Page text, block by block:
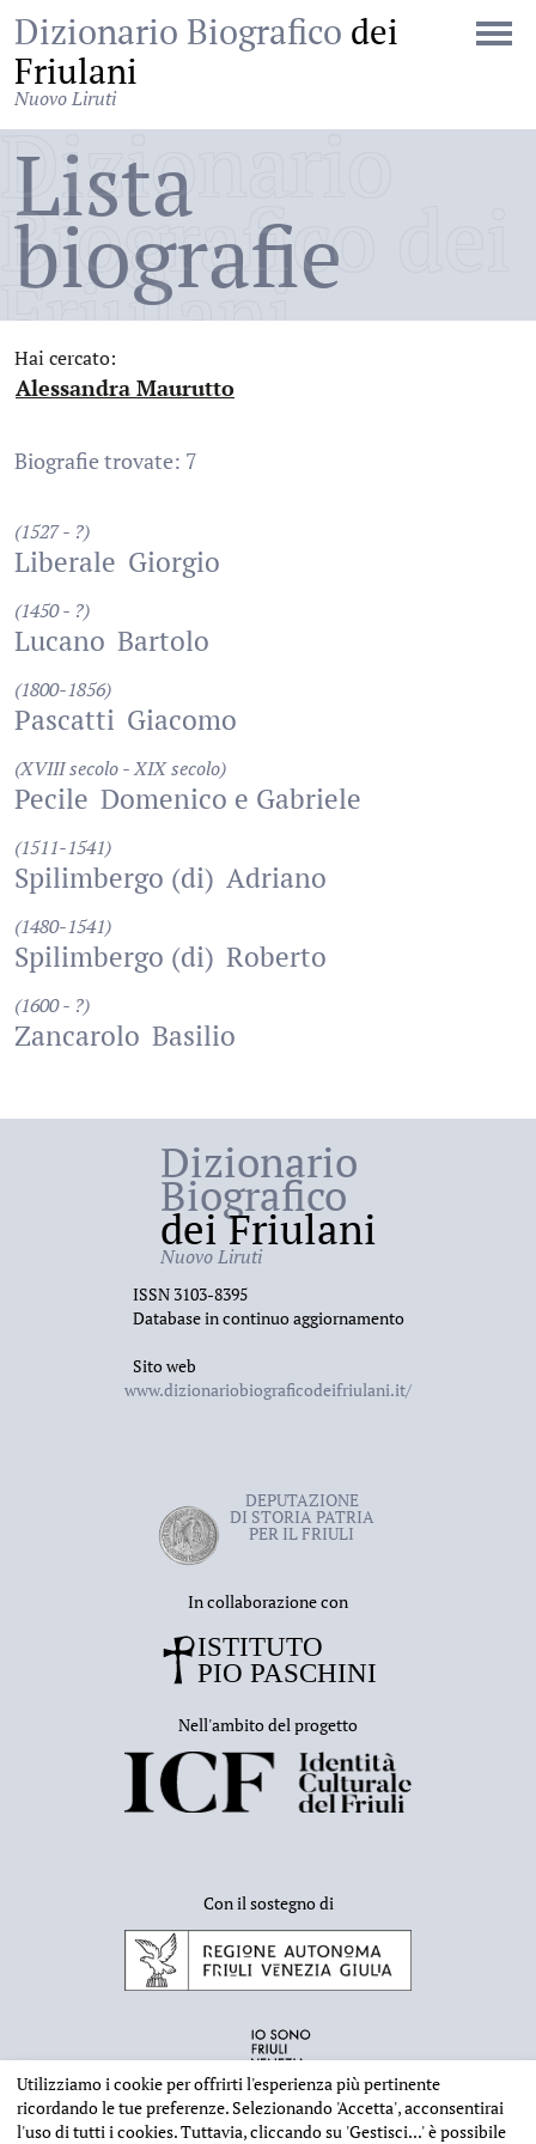
Dizionario Biografico dei
Friulani
Nuovo Liruti
Dizionario
Biografico dei
Friulani
Lista
biografie
Hai cercato:
Alessandra Maurutto
Biografie trovate: 7
(1527 - ?)
Liberale Giorgio
(1450 - ?)
Lucano Bartolo
(1800-1856)
Pascatti Giacomo
(XVIII secolo - XIX secolo)
Pecile Domenico e Gabriele
(1511-1541)
Spilimbergo (di) Adriano
(1480-1541)
Spilimbergo (di) Roberto
(1600 - ?)
Zancarolo Basilio
Dizionario
Biografico
dei Friulani
Nuovo Liruti
ISSN 3103-8395
Database in continuo aggiornamento
Sito web
www.dizionariobiograficodeifriulani.it/
DEPUTAZIONE
DI STORIA PATRIA
PER IL FRIULI
In collaborazione con
Nell'ambito del progetto
Con il sostegno di
Utilizziamo i cookie per offrirti l'esperienza più pertinente
ricordando le tue preferenze. Selezionando 'Accetta', acconsentirai
l'uso di tutti i cookies. Tuttavia, cliccando su 'Gestisci...'è possibile